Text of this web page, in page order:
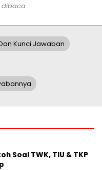
dibaca
Kunci Jawaban
Soal TWK, TIU & TKP